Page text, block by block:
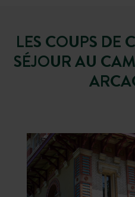
LES COUPS DE
SÉJOUR AU